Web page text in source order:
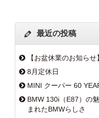
最近の投稿
【お盆休業のお知らせ】
8月定休日
MINI クーパー 60
BMW 130i（E87）の
まれたBMWらしさ